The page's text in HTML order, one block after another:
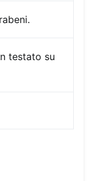
testato su